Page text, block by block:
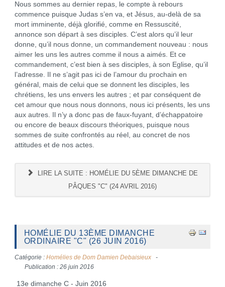
Nous sommes au dernier repas, le compte à rebours
commence puisque Judas s’en va, et Jésus, au-delà de sa
mort imminente, déjà glorifié, comme en Ressuscité,
annonce son départ à ses disciples. C’est alors qu’il leur
donne, qu’il nous donne, un commandement nouveau : nous
aimer les uns les autres comme il nous a aimés. Et ce
commandement, c’est bien à ses disciples, à son Eglise, qu’il
l’adresse. Il ne s’agit pas ici de l’amour du prochain en
général, mais de celui que se donnent les disciples, les
chrétiens, les uns envers les autres ; et par conséquent de
cet amour que nous nous donnons, nous ici présents, les uns
aux autres. Il n’y a donc pas de faux-fuyant, d’échappatoire
ou encore de beaux discours théoriques, puisque nous
sommes de suite confrontés au réel, au concret de nos
attitudes et de nos actes.
LIRE LA SUITE : HOMÉLIE DU 5ÈME DIMANCHE DE
PÂQUES "C" (24 AVRIL 2016)
HOMÉLIE DU 13ÈME DIMANCHE
ORDINAIRE "C" (26 JUIN 2016)
Catégorie : Homélies de Dom Damien Debaisieux
Publication : 26 juin 2016
13e dimanche C - Juin 2016